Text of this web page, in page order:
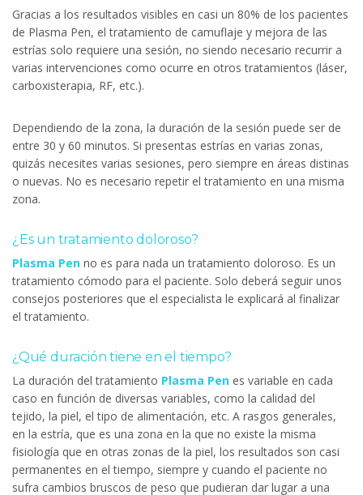
Gracias a los resultados visibles en casi un 80% de los pacientes
de Plasma Pen, el tratamiento de camuflaje y mejora de las
estrías solo requiere una sesión, no siendo necesario recurrir a
varias intervenciones como ocurre en otros tratamientos (láser,
carboxisterapia, RF, etc.).
Dependiendo de la zona, la duración de la sesión puede ser de
entre 30 y 60 minutos. Si presentas estrías en varias zonas,
quizás necesites varias sesiones, pero siempre en áreas distinas
o nuevas. No es necesario repetir el tratamiento en una misma
zona.
¿Es un tratamiento doloroso?
Plasma Pen no es para nada un tratamiento doloroso. Es un
tratamiento cómodo para el paciente. Solo deberá seguir unos
consejos posteriores que el especialista le explicará al finalizar
el tratamiento.
¿Qué duración tiene en el tiempo?
La duración del tratamiento Plasma Pen es variable en cada
caso en función de diversas variables, como la calidad del
tejido, la piel, el tipo de alimentación, etc. A rasgos generales,
en la estría, que es una zona en la que no existe la misma
fisiología que en otras zonas de la piel, los resultados son casi
permanentes en el tiempo, siempre y cuando el paciente no
sufra cambios bruscos de peso que pudieran dar lugar a una